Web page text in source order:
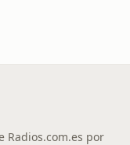
Radios.com.es por